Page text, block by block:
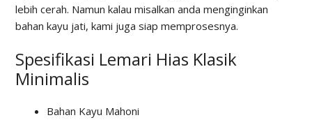
lebih cerah. Namun kalau misalkan anda menginginkan
bahan kayu jati, kami juga siap memprosesnya.
Spesifikasi Lemari Hias Klasik
Minimalis
Bahan Kayu Mahoni